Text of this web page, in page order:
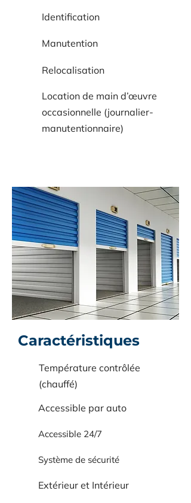
Identification
Manutention
Relocalisation
Location de main d’œuvre
occasionnelle (journalier-
manutentionnaire)
Caractéristiques
Température contrôlée
(chauffé)
Accessible par auto
Accessible 24/7
Système de sécurité
Extérieur et Intérieur